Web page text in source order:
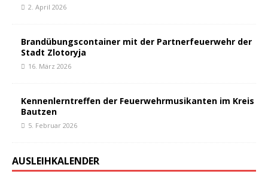
2. April 2026
Brandübungscontainer mit der Partnerfeuerwehr der
Stadt Zlotoryja
16. März 2026
Kennenlerntreffen der Feuerwehrmusikanten im Kreis
Bautzen
5. Februar 2026
AUSLEIHKALENDER